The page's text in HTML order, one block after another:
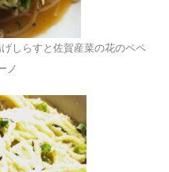
しらすと佐賀産菜の花のペペ
ノ